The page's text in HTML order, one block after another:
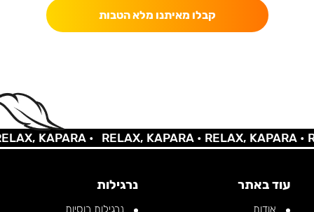
קבלו מאיתנו מלא הטבות
KAPARA • RELAX, KAPARA •RELAX, KAPARA •
עוד באתר
אודות
נרגילות
נרגילות רוסיות